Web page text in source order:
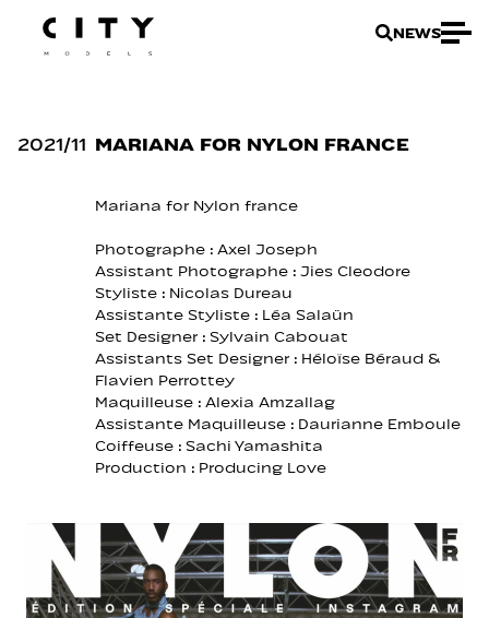
NEWS
2021/11 MARIANA FOR NYLON FRANCE
Mariana for Nylon france
Photographe : Axel Joseph
Assistant Photographe : Jies Cleodore
Styliste : Nicolas Dureau
Assistante Styliste : Léa Salaün
Set Designer : Sylvain Cabouat
Assistants Set Designer : Héloïse Béraud &
Flavien Perrottey
Maquilleuse : Alexia Amzallag
Assistante Maquilleuse : Daurianne Emboule
Coiffeuse : Sachi Yamashita
Production : Producing Love